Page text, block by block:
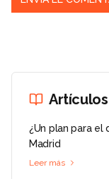
¿Un plan para el
Madrid
Leer más